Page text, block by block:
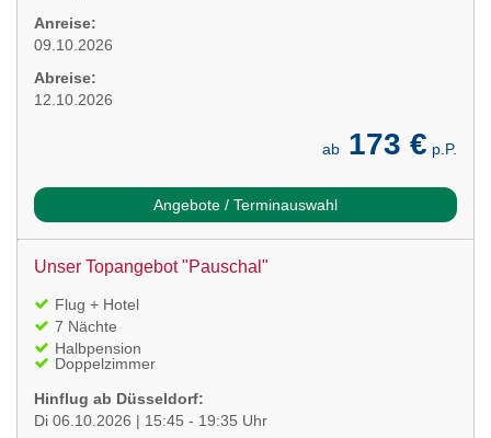
Anreise:
09.10.2026
Abreise:
12.10.2026
ab 173 € p.P.
Angebote / Terminauswahl
Unser Topangebot "Pauschal"
Flug + Hotel
7 Nächte
Halbpension
Doppelzimmer
Hinflug ab Düsseldorf:
Di 06.10.2026 | 15:45 - 19:35 Uhr